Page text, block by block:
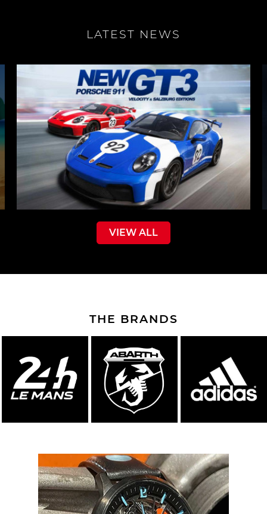
LATEST NEWS
VIEW ALL
THE BRANDS